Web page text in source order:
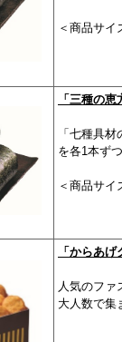
＜商品サ
「三種の
「七種具
を各1本ず
＜商品サ
「からあ
人気のファ
大人数で集